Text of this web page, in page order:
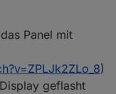
Panel mit
)
geflasht